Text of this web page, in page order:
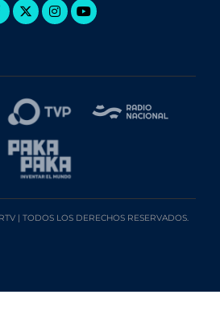
| TODOS LOS DERECHOS RESERVADOS.